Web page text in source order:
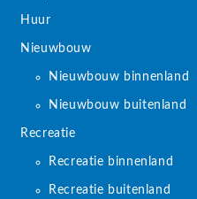
Huur
Nieuwbouw
Nieuwbouw binnenland
Nieuwbouw buitenland
Recreatie
Recreatie binnenland
Recreatie buitenland